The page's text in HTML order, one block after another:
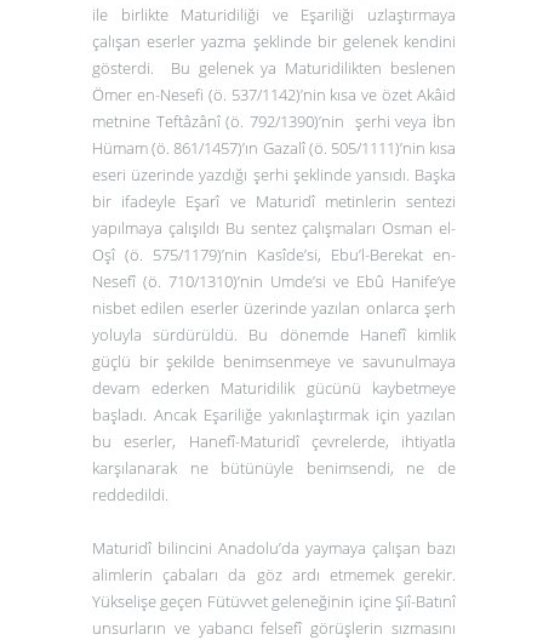
ile birlikte Maturidiliği ve Eşariliği uzlaştırmaya
çalışan eserler yazma şeklinde bir gelenek kendini
gösterdi. Bu gelenek ya Maturidilikten beslenen
Ömer en-Nesefi (ö. 537/1142)’nin kısa ve özetAkâid
metnine Teftâzânî (ö. 792/1390)’nin şerhi veya İbn
Hümam (ö. 861/1457)’ın Gazalî (ö. 505/1111)’nin kısa
eseri üzerinde yazdığı şerhi şeklinde yansıdı. Başka
bir ifadeyle Eşarî ve Maturidî metinlerin sentezi
yapılmaya çalışıldı Bu sentez çalışmaları Osman el-
Oşî (ö. 575/1179)’nin Kasîde’si, Ebu’l-Berekat en-
Nesefî (ö. 710/1310)’nin Umde’si ve Ebû Hanife’ye
nisbet edilen eserler üzerinde yazılan onlarca şerh
yoluyla sürdürüldü. Bu dönemde Hanefî kimlik
güçlü bir şekilde benimsenmeye ve savunulmaya
devam ederken Maturidilik gücünü kaybetmeye
başladı. Ancak Eşariliğe yakınlaştırmak için yazılan
bu eserler, Hanefî-Maturidî çevrelerde, ihtiyatla
karşılanarak ne bütünüyle benimsendi, ne de
reddedildi.
Maturidî bilincini Anadolu’da yaymaya çalışan bazı
alimlerin çabaları da göz ardı etmemek gerekir.
Yükselişe geçen Fütüvvet geleneğinin içine Şiî-Batınî
unsurların ve yabancı felsefî görüşlerin sızmasını